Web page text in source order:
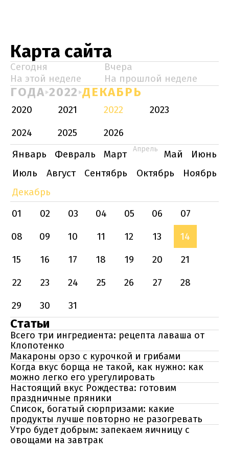
Карта сайта
Сегодня
Вчера
На этой неделе
На прошлой неделе
ГОДА 2022 ДЕКАБРЬ
2020 2021 2022
2023
2024
2025
2026
Январь
Февраль Март Апрель Май
Июнь
Июль
Август Сентябрь Октябрь
Ноябрь
Декабрь
01
02 03 04 05 06
07
08
09 10 11 12 13
14
15
16 17 18 19 20
21
22
23 24 25 26 27
28
29
30 31
Статьи
Всего три ингредиента: рецепта лаваша от
Клопотенко
Макароны орзо с курочкой и грибами
Когда вкус борща не такой, как нужно: как
можно легко его урегулировать
Настоящий вкус Рождества: готовим
праздничные пряники
Список, богатый сюрпризами: какие
продукты лучше повторно не разогревать
Утро будет добрым: запекаем яичницу с
овощами на завтрак